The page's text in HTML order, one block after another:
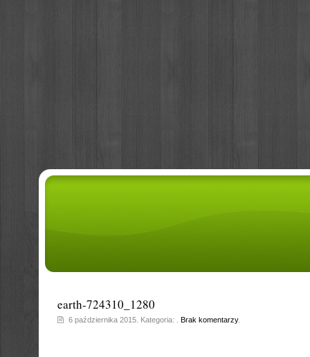
earth-724310_1280
6 października 2015. Kategoria: . Brak komentarzy.